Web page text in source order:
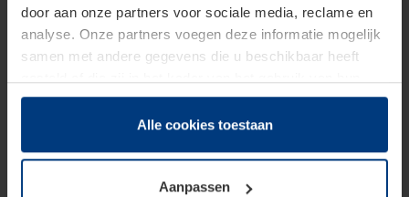
door aan onze partners voor sociale media, reclame en
analyse. Onze partners voegen deze informatie mogelijk
samen met andere gegevens die u beschikbaar heeft
dienstverlening hebben verzameld.
Juridisch zijn wij gerechtigd om cookies op uw computer
onze pagina's absoluut noodzakelijk is. Voor alle andere
soorten cookies is uw toestemming vereist. Uw
Alle cookies toestaan
Aanpassen